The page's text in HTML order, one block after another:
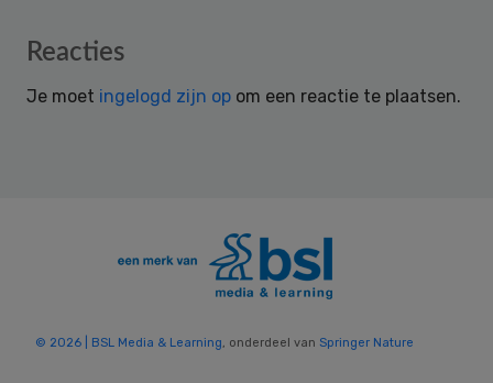
Reader
Reacties
Je moet ingelogd zijn op om een reactie te plaatsen.
© 2026 | BSL Media & Learning , onderdeel van Springer Nature